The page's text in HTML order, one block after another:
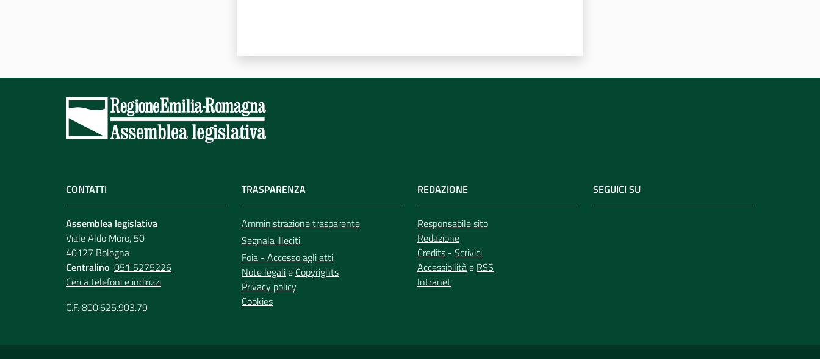
CONTATTI
Assemblea legislativa
Viale Aldo Moro, 50
40127 Bologna
Centralino 051 5275226
Cerca telefoni e indirizzi
C.F. 800.625.903.79
TRASPARENZA
Amministrazione trasparente
Segnala illeciti
Foia - Accesso agli atti
Note legalie Copyrights
Privacy policy
Cookies
REDAZIONE
Responsabile sito
Redazione
Credits - Scrivici
Accessibilitàe RSS
Intranet
SEGUICI SU